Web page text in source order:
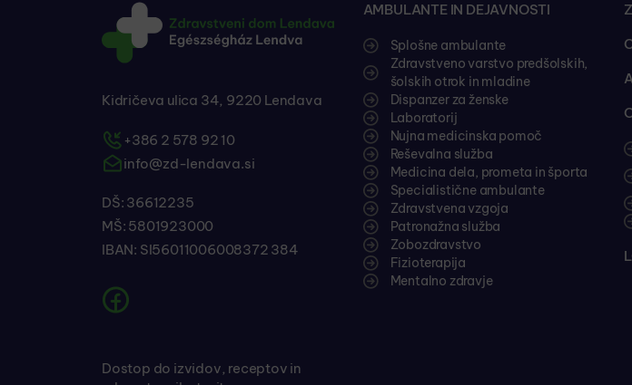
Kidričeva ulica 34, 9220 Lendava
+386 2 578 92 10
info@zd-lendava.si
DŠ: 36612235
MŠ: 5801923000
IBAN: SI56011006008372 384
Dostop do izvidov, receptov in
AMBULANTE IN DEJAVNOSTI
Splošne ambulante
Zdravstveno varstvo predšolskih,
šolskih otrok in mladine
Dispanzer za ženske
Laboratorij
Nujna medicinska pomoč
Reševalna služba
Medicina dela, prometa in športa
Specialistične ambulante
Zdravstvena vzgoja
Patronažna služba
Zobozdravstvo
Fizioterapija
Mentalno zdravje